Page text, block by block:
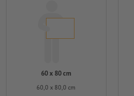
60 x 80 cm
60,0 x 80,0 cm